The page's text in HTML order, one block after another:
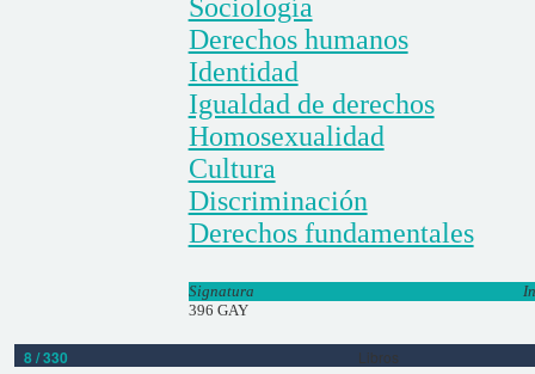
Sociología
Derechos humanos
Identidad
Igualdad de derechos
Homosexualidad
Cultura
Discriminación
Derechos fundamentales
Signatura
396 GAY
8 / 330 Libros